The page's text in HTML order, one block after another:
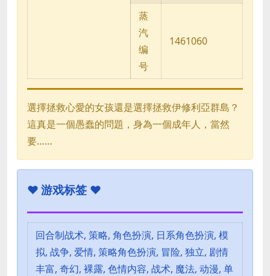
蒸
汽
编
号
1461060
選擇拯救心愛的女孩還是選擇拯救伊修利亞群島？
這真是一個愚蠢的問題，身為一個成年人，當然
要……
♥ 游戏标签 ♥
回合制战术, 策略, 角色扮演, 日系角色扮演, 模
拟, 战争, 爱情, 策略角色扮演, 冒险, 独立, 剧情
丰富, 奇幻, 裸露, 色情内容, 战术, 魔法, 动漫, 单